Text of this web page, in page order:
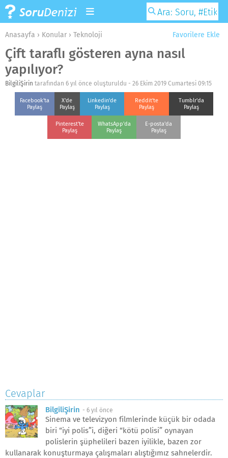
Favorilere Ekle
Anasayfa › Konular › Teknoloji
Çift taraflı gösteren ayna nasıl
yapılıyor?
BilgiliŞirin tarafından 6 yıl önce oluşturuldu - 26 Ekim 2019 Cumartesi 09:15
Facebook'ta
Paylaş
X'de
Paylaş
Linkedin'de
Paylaş
Reddit'te
Paylaş
Tumblr'da
Paylaş
Pinterest'te
Paylaş
WhatsApp'da
Paylaş
E-posta'da
Paylaş
Cevaplar
BilgiliŞirin - 6 yıl önce
Sinema ve televizyon filmlerinde küçük bir odada
biri “iyi polis”i, diğeri “kötü polisi” oynayan
polislerin şüphelileri bazen iyilikle, bazen zor
kullanarak konuşturmaya çalışmaları alıştığımız sahnelerdir.